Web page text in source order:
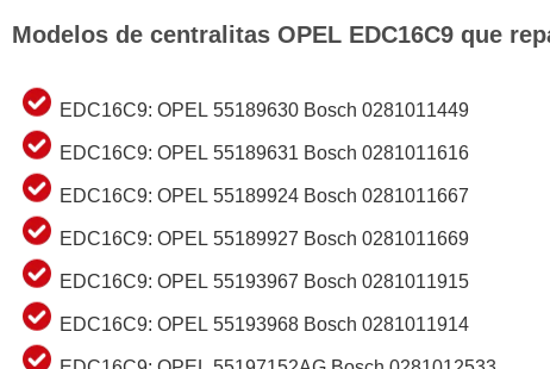
Modelos de centralitas OPEL EDC16C9 que
EDC16C9: OPEL 55189630 Bosch 0281011449
EDC16C9: OPEL 55189631 Bosch 0281011616
EDC16C9: OPEL 55189924 Bosch 0281011667
EDC16C9: OPEL 55189927 Bosch 0281011669
EDC16C9: OPEL 55193967 Bosch 0281011915
EDC16C9: OPEL 55193968 Bosch 0281011914